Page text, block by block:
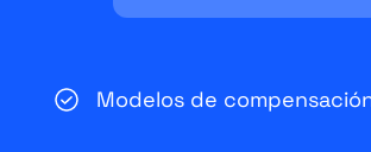
Modelos de